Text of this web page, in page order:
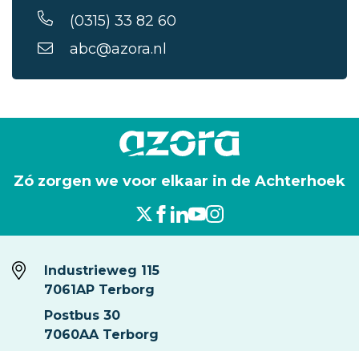
(0315) 33 82 60
abc@azora.nl
Zó zorgen we voor elkaar in de Achterhoek
Industrieweg 115
7061AP Terborg
Postbus 30
7060AA Terborg